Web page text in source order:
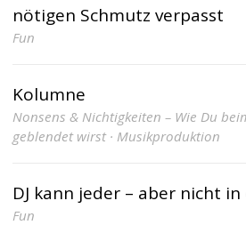
nötigen Schmutz verpasst
Fun
Kolumne
Nonsens & Nichtigkeiten – Wie Du
geblendet wirst · Musikproduktion
DJ kann jeder – aber nicht
Fun